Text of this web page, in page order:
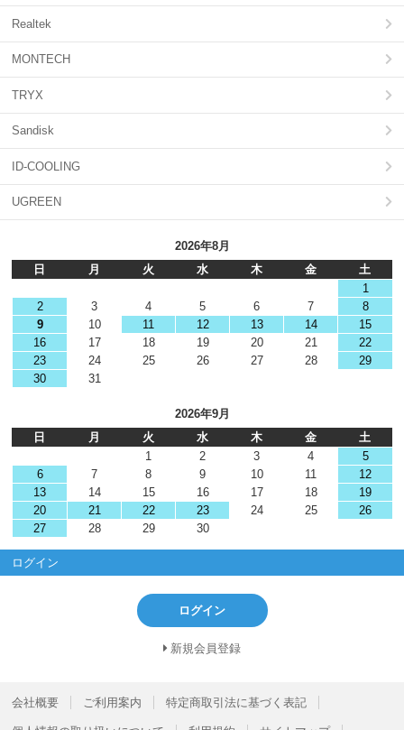
Realtek
MONTECH
TRYX
Sandisk
ID-COOLING
UGREEN
2026年8月
日
月 火 水 木 金
土
1
2
3 4 5 6 7
8
9
10 11 12 13 14
15
16
17 18 19 20 21
22
23
24 25 26 27 28
29
30
31
2026年9月
日
月 火 水 木 金
土
1
2 3 4
5
6
7 8 9 10 11
12
13
14 15 16 17 18
19
20
21 22 23 24 25
26
27
28 29 30
ログイン
ログイン
新規会員登録
会社概要 ご利用案内 特定商取引法に基づく表記